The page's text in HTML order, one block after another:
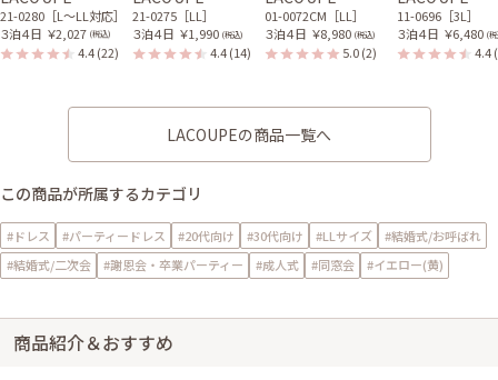
21-0280［L〜LL対応］
３泊４日 ￥2,027 (税込)
4.4(22)
21-0275［LL］
３泊４日 ￥1,990 (税込)
4.4(14)
01-0072CM［LL］
３泊４日 ￥8,980 (税込)
5.0(2)
11-0696［3L］
３泊４日 ￥6,480 (
4.4
LACOUPEの商品一覧へ
この商品が所属するカテゴリ
#ドレス #パーティードレス #20代向け #30代向け #LLサイズ
#結婚式/お呼ばれ
#結婚式/二次会
#謝恩会・卒業パーティー #成人式 #同窓会 #イエロー(黄)
商品紹介＆おすすめ